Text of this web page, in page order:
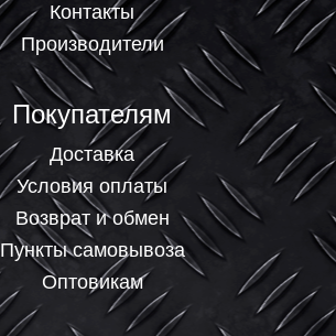
Контакты
Производители
Покупателям
Доставка
Условия оплаты
Возврат и обмен
Пункты самовывоза
Оптовикам